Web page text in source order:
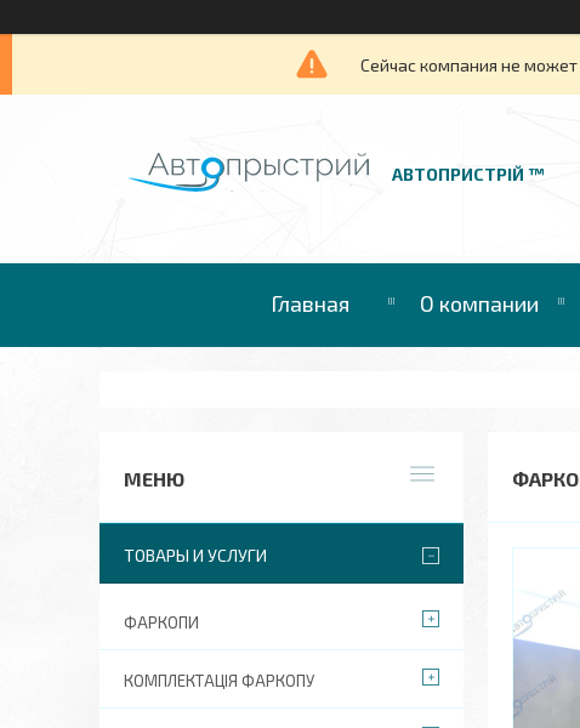
Сейчас компания не
АВТОПРИСТРІЙ ™
Главная О компании
ТОВАРЫ И УСЛУГИ
ФАРКОПИ
КОМПЛЕКТАЦІЯ ФАРКОПУ